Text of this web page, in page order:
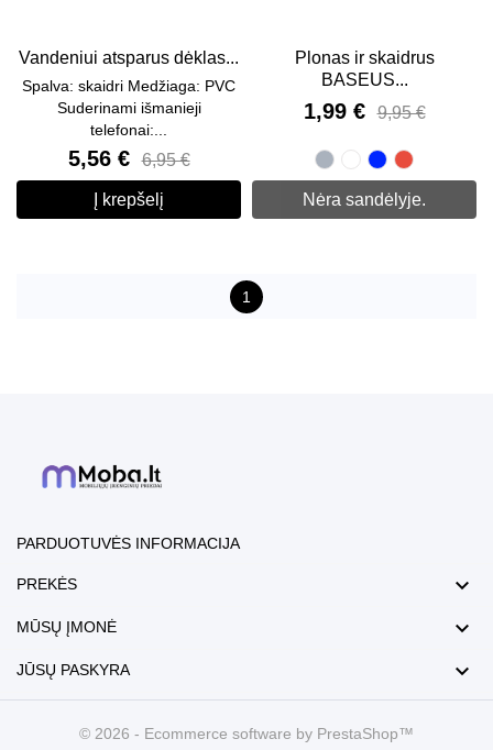
Vandeniui atsparus dėklas...
Spalva: skaidri Medžiaga: PVC
Suderinami išmanieji
telefonai:...
5,56 € 6,95 €
Į krepšelį
Plonas ir skaidrus
BASEUS...
1,99 € 9,95 €
PilkaSkaidri
Mėlyna
Nėra sandėlyje.
1
PARDUOTUVĖS INFORMACIJA
PREKĖS 
MŪSŲ ĮMONĖ 
JŪSŲ PASKYRA 
© 2026 - Ecommerce software by PrestaShop™